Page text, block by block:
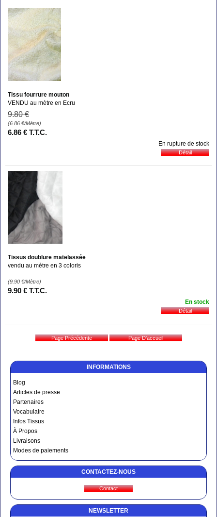
INFORMATIONS
Blog
Articles de presse
Partenaires
Vocabulaire
Infos Tissus
À Propos
Livraisons
Modes de paiements
CONTACTEZ-NOUS
NEWSLETTER
Tissu fourrure mouton
VENDU au mètre en Ecru
9.80 €
(6.86 €/Mètre)
6.86 € T.T.C.
En rupture de stock
Tissus doublure matelassée
vendu au mètre en 3 coloris
(9.90 €/Mètre)
9.90 € T.T.C.
En stock